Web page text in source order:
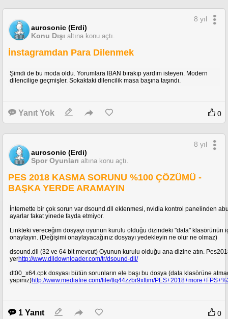
aurosonic (Erdi)
Konu Dışı altına konu açtı.
8 yıl
İnstagramdan Para Dilenmek
Şimdi de bu moda oldu. Yorumlara IBAN bırakıp yardım isteyen. Modern
dilencilige geçmişler. Sokaktaki dilencilik masa başına taşındı.
Yanıt Yok 0
aurosonic (Erdi)
Spor Oyunları altına konu açtı.
8 yıl
PES 2018 KASMA SORUNU %100 ÇÖZÜMÜ -
BAŞKA YERDE ARAMAYIN
İnternette bir çok sorun var dsound.dll eklenmesi, nvidia kontrol panelinden
ayarlar fakat yinede fayda etmiyor.
Linkteki vereceğim dosyayı oyunun kurulu olduğu dizindeki "data" klasörünün
onaylayın. (Değişimi onaylayacağınız dosyayı yedekleyin ne olur ne olmaz)
dsound.dll (32 ve 64 bit mevcut) Oyunun kurulu olduğu ana dizine atın.
yerhttp://www.dlldownloader.com/tr/dsound-dll/
dt00_x64.cpk dosyası bütün sorunların ele başı bu dosya (data klasörüne
yapınız)http://www.mediafire.com/file/ttq44zzbr9xftim/
1 Yanıt 0